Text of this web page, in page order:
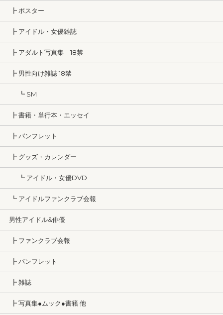
┣ ポスター
┣ アイドル・女優雑誌
┣ アダルト写真集 18禁
┣ 男性向け雑誌 18禁
┗ SM
┣ 書籍・単行本・エッセイ
┣ パンフレット
┣ グッズ・カレンダー
┗ アイドル・女優DVD
┗ アイドルファンクラブ会報
男性アイドル&俳優
┣ ファンクラブ会報
┣ パンフレット
┣ 雑誌
┣ 写真集●ムック●書籍 他